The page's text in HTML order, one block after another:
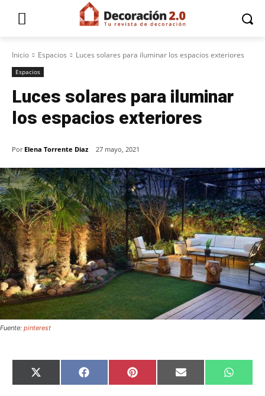
Inicio Espacios Luces solares para iluminar los espacios exteriores
Espacios
Luces solares para iluminar
los espacios exteriores
Por Elena Torrente Diaz 27 mayo, 2021
Fuente: pinterest
C
o
X
(
C
o
F
a
C
o
P
i
C
o
E
m
C
o
W
h